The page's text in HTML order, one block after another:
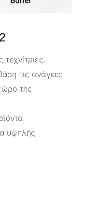
τις ανάγκες
της
υψηλής